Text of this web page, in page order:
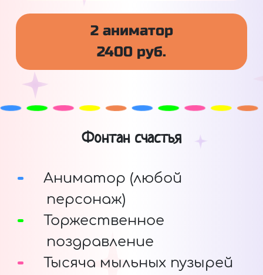
2 аниматор
2400 руб.
Фонтан счастья
Аниматор (любой
персонаж)
Торжественное
поздравление
Тысяча мыльных пузырей